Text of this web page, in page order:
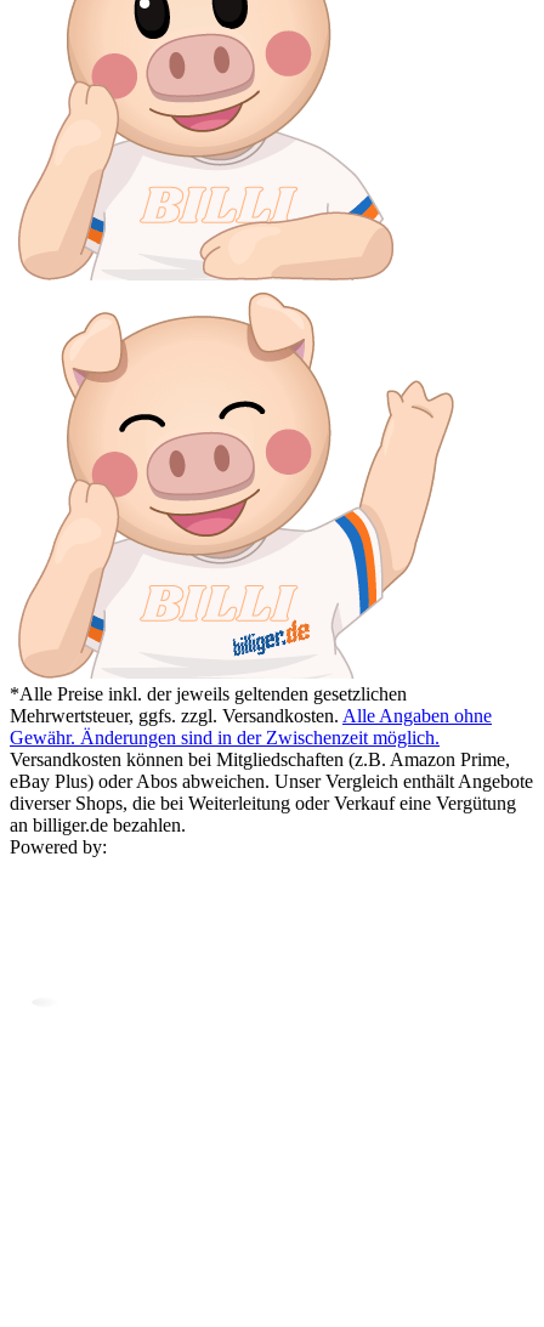
*Alle Preise inkl. der jeweils geltenden gesetzlichen
Mehrwertsteuer, ggfs. zzgl. Versandkosten. Alle Angaben ohne
Gewähr. Änderungen sind in der Zwischenzeit möglich.
Versandkosten können bei Mitgliedschaften (z.B. Amazon Prime,
eBay Plus) oder Abos abweichen. Unser Vergleich enthält Angebote
diverser Shops, die bei Weiterleitung oder Verkauf eine Vergütung
an billiger.de bezahlen.
Powered by: